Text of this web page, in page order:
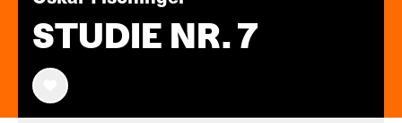
STUDIE NR. 7